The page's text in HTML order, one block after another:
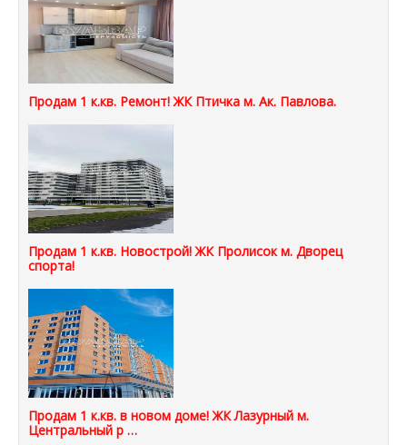
Продам 1 к.кв. Ремонт! ЖК Птичка м. Ак. Павлова.
Продам 1 к.кв. Новострой! ЖК Пролисок м. Дворец
спорта!
Продам 1 к.кв. в новом доме! ЖК Лазурный м.
Центральный р …